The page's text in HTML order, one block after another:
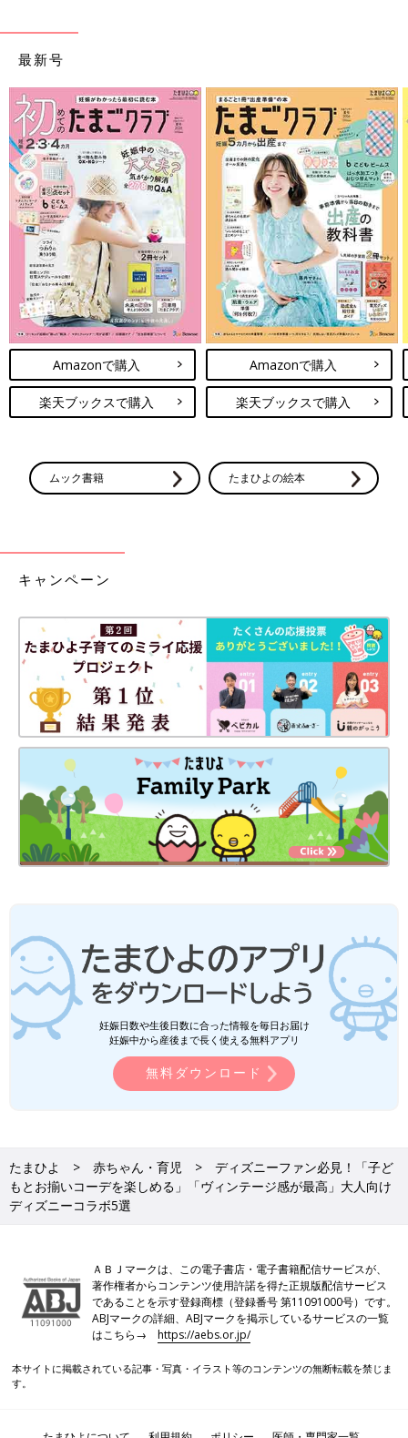
最新号
Amazonで購入
楽天ブックスで購入
Amazonで購入
楽天ブックスで購入
ムック書籍 たまひよの絵本
キャンペーン
妊娠日数や生後日数に合った情報を毎日お届け
妊娠中から産後まで長く使える無料アプリ
無料ダウンロード
たまひよ 赤ちゃん・育児
ディズニーファン必見！「子ど
もとお揃いコーデを楽しめる」「ヴィンテージ感が最高」大人向け
ディズニーコラボ5選
ＡＢＪマークは、この電子書店・電子書籍配信サービスが、
著作権者からコンテンツ使用許諾を得た正規版配信サービス
であることを示す登録商標（登録番号 第11091000号）です。
ABJマークの詳細、ABJマークを掲示しているサービスの一覧
はこちら→https://aebs.or.jp/
本サイトに掲載されている記事・写真・イラスト等のコンテンツの無断転載を禁じま
す。